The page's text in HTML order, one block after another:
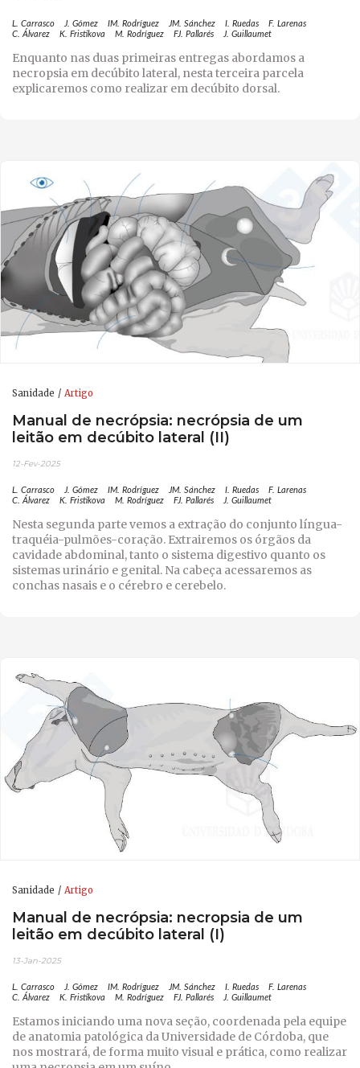
L. Carrasco J. Gómez IM. Rodríguez JM. Sánchez I. Ruedas
F. Larenas
C. Álvarez
K. Fristikova M. Rodríguez FJ. Pallarés J. Guillaumet
Enquanto nas duas primeiras entregas abordamos a
necropsia em decúbito lateral, nesta terceira parcela
explicaremos como realizar em decúbito dorsal.
Sanidade Artigo
Manual de necrópsia: necrópsia de um
leitão em decúbito lateral (II)
12-Fev-2025
L. Carrasco J. Gómez IM. Rodríguez JM. Sánchez I. Ruedas
F. Larenas
C. Álvarez
K. Fristikova M. Rodríguez FJ. Pallarés J. Guillaumet
Nesta segunda parte vemos a extração do conjunto língua-
traquéia-pulmões-coração. Extrairemos os órgãos da
cavidade abdominal, tanto o sistema digestivo quanto os
sistemas urinário e genital. Na cabeça acessaremos as
conchas nasais e o cérebro e cerebelo.
Sanidade Artigo
Manual de necrópsia: necropsia de um
leitão em decúbito lateral (I)
13-Jan-2025
L. Carrasco J. Gómez IM. Rodríguez JM. Sánchez I. Ruedas
F. Larenas
C. Álvarez
K. Fristikova M. Rodríguez FJ. Pallarés J. Guillaumet
Estamos iniciando uma nova seção, coordenada pela equipe
de anatomia patológica da Universidade de Córdoba, que
nos mostrará, de forma muito visual e prática, como realizar